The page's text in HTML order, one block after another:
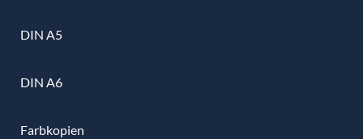
DIN A5
DIN A6
Farbkopien